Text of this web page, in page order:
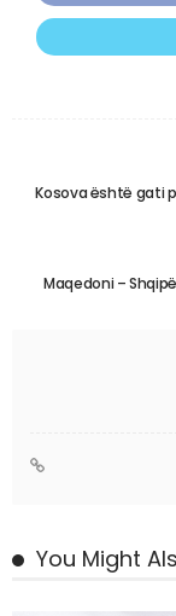
Kosova është gati
Maqedoni –
You Might